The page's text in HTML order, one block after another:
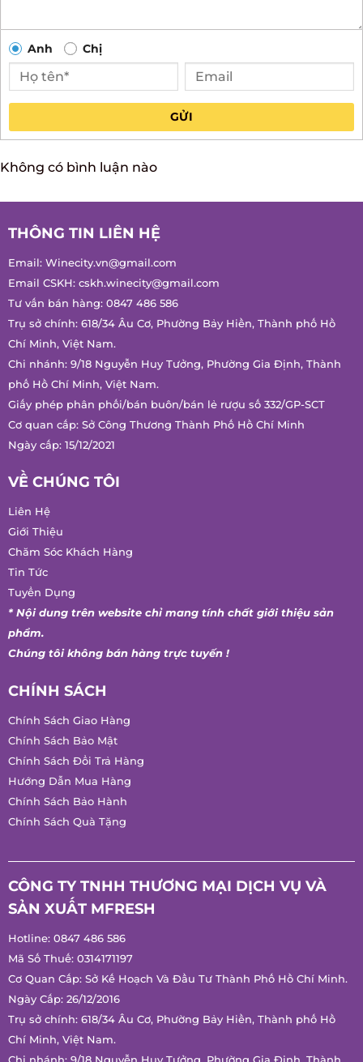
Anh Chị
GỬI
Không có bình luận nào
THÔNG TIN LIÊN HỆ
Email: Winecity.vn@gmail.com
Email CSKH: cskh.winecity@gmail.com
Tư vấn bán hàng: 0847 486 586
Trụ sở chính: 618/34 Âu Cơ, Phường Bảy Hiền, Thành phố Hồ
Chí Minh, Việt Nam.
Chi nhánh: 9/18 Nguyễn Huy Tưởng, Phường Gia Định, Thành
phố Hồ Chí Minh, Việt Nam.
Giấy phép phân phối/bán buôn/bán lẻ rượu số 332/GP-SCT
Cơ quan cấp: Sở Công Thương Thành Phố Hồ Chí Minh
Ngày cấp: 15/12/2021
VỀ CHÚNG TÔI
Liên Hệ
Giới Thiệu
Chăm Sóc Khách Hàng
Tin Tức
Tuyển Dụng
* Nội dung trên website chỉ mang tính chất giới thiệu sản
phẩm.
Chúng tôi không bán hàng trực tuyến !
CHÍNH SÁCH
Chính Sách Giao Hàng
Chính Sách Bảo Mật
Chính Sách Đổi Trả Hàng
Hướng Dẫn Mua Hàng
Chính Sách Bảo Hành
Chính Sách Quà Tặng
CÔNG TY TNHH THƯƠNG MẠI DỊCH VỤ VÀ
SẢN XUẤT MFRESH
Hotline: 0847 486 586
Mã Số Thuế: 0314171197
Cơ Quan Cấp: Sở Kế Hoạch Và Đầu Tư Thành Phố Hồ Chí
Minh.
Ngày Cấp: 26/12/2016
Trụ sở chính: 618/34 Âu Cơ, Phường Bảy Hiền, Thành phố Hồ
Chí Minh, Việt Nam.